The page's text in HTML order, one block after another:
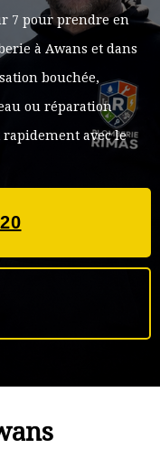
7 pour prendre en
à Awans et dans
bouchée,
ou réparation
avec le